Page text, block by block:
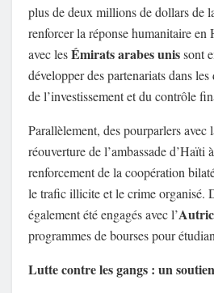
plus de deux millions de dollars de
renforcer la réponse humanitaire en
avec lesÉmirats arabes unissont
développer des partenariats dans
de l’investissement et du contrôle
Parallèlement, des pourparlers avec
réouverture de l’ambassade d’Haïti
renforcement de la coopération
le trafic illicite et le crime organisé.
également été engagés avec l’
programmes de bourses pour
Lutte contre les gangs : un